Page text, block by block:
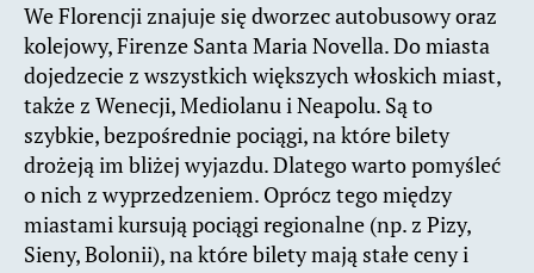
We Florencji znajuje się dworzec autobusowy oraz
kolejowy, Firenze Santa Maria Novella. Do miasta
dojedzecie z wszystkich większych włoskich miast,
także z Wenecji, Mediolanu i Neapolu. Są to
szybkie, bezpośrednie pociągi, na które bilety
drożeją im bliżej wyjazdu. Dlatego warto pomyśleć
o nich z wyprzedzeniem. Oprócz tego między
miastami kursują pociągi regionalne (np. z Pizy,
Sieny, Bolonii), na które bilety mają stałe ceny i